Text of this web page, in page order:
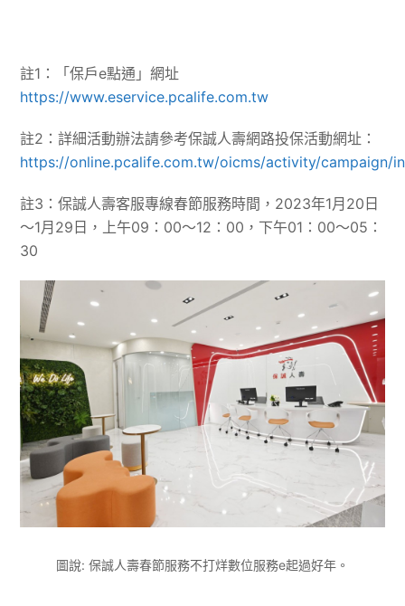
註1：「保戶e點通」網址
https://www.eservice.pcalife.com.tw
註2：詳細活動辦法請參考保誠人壽網路投保活動網址：
https://online.pcalife.com.tw/oicms/activity/campaign/
註3：保誠人壽客服專線春節服務時間，2023年1月20日
～1月29日，上午09：00～12：00，下午01：00～05：
30
圖說: 保誠人壽春節服務不打烊數位服務e起過好年。